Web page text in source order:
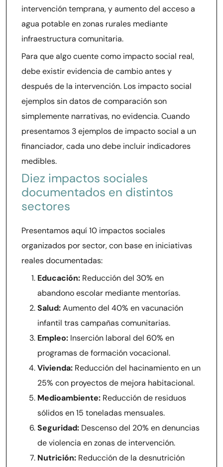
intervención temprana, y aumento del acceso a
agua potable en zonas rurales mediante
infraestructura comunitaria.
Para que algo cuente como impacto social real,
debe existir evidencia de cambio antes y
después de la intervención. Los impacto social
ejemplos sin datos de comparación son
simplemente narrativas, no evidencia. Cuando
presentamos 3 ejemplos de impacto social a un
financiador, cada uno debe incluir indicadores
medibles.
Diez impactos sociales
documentados en distintos
sectores
Presentamos aquí 10 impactos sociales
organizados por sector, con base en iniciativas
reales documentadas:
Educación: Reducción del 30% en
abandono escolar mediante mentorías.
Salud:Aumento del 40% en vacunación
infantil tras campañas comunitarias.
Empleo: Inserción laboral del 60% en
programas de formación vocacional.
Vivienda: Reducción del hacinamiento en un
25% con proyectos de mejora habitacional.
Medioambiente: Reducción de residuos
sólidos en 15 toneladas mensuales.
Seguridad: Descenso del 20% en denuncias
de violencia en zonas de intervención.
Nutrición: Reducción de la desnutrición